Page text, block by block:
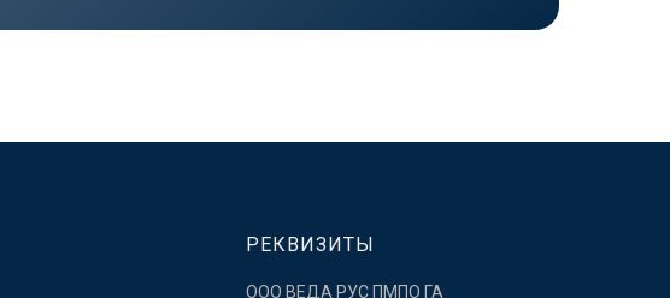
РЕКВИЗИТЫ
ООО ВЕДА РУС ПМПО ГА